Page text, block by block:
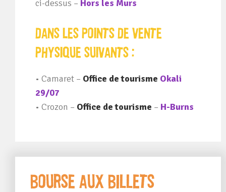
ci-dessus – Hors les Murs
dans les points de vente
physique suivants :
• Camaret – Office de tourisme Okali
29/07
• Crozon – Office de tourisme – H-Burns
Bourse aux billets